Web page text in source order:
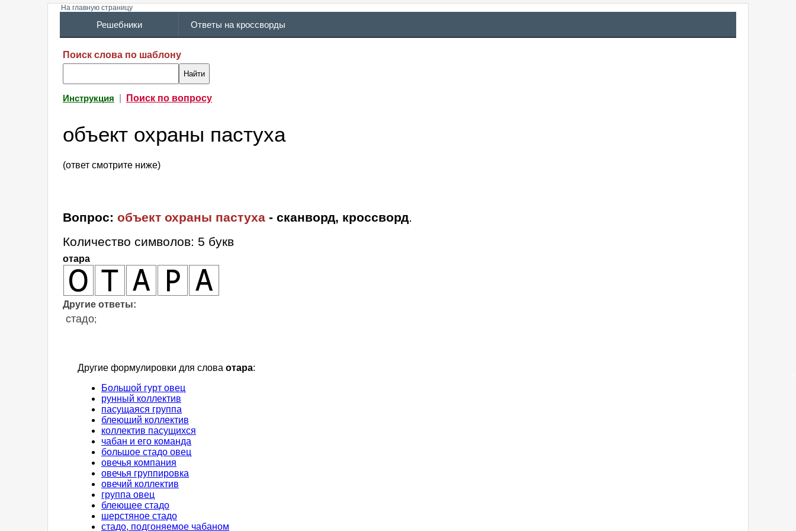
На главную страницу
Решебники Ответы на кроссворды
Поиск слова по шаблону
Инструкция Поиск по вопросу
объект охраны пастуха
(ответ смотрите ниже)
Вопрос: объект охраны пастуха - сканворд, кроссворд.
Количество символов: 5 букв
отара
Другие ответы:
стадо;
Другие формулировки для слова отара:
Большой гурт овец
рунный коллектив
пасущаяся группа
блеющий коллектив
коллектив пасущихся
чабан и его команда
большое стадо овец
овечья компания
овечья группировка
овечий коллектив
группа овец
блеющее стадо
шерстяное стадо
стадо, подгоняемое чабаном